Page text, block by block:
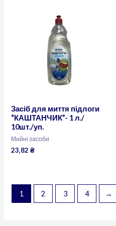
Засіб для миття підлоги
“КАШТАНЧИК”- 1 л./
10шт./уп.
Мийні засоби
23,82₴
1 2 3 4 →